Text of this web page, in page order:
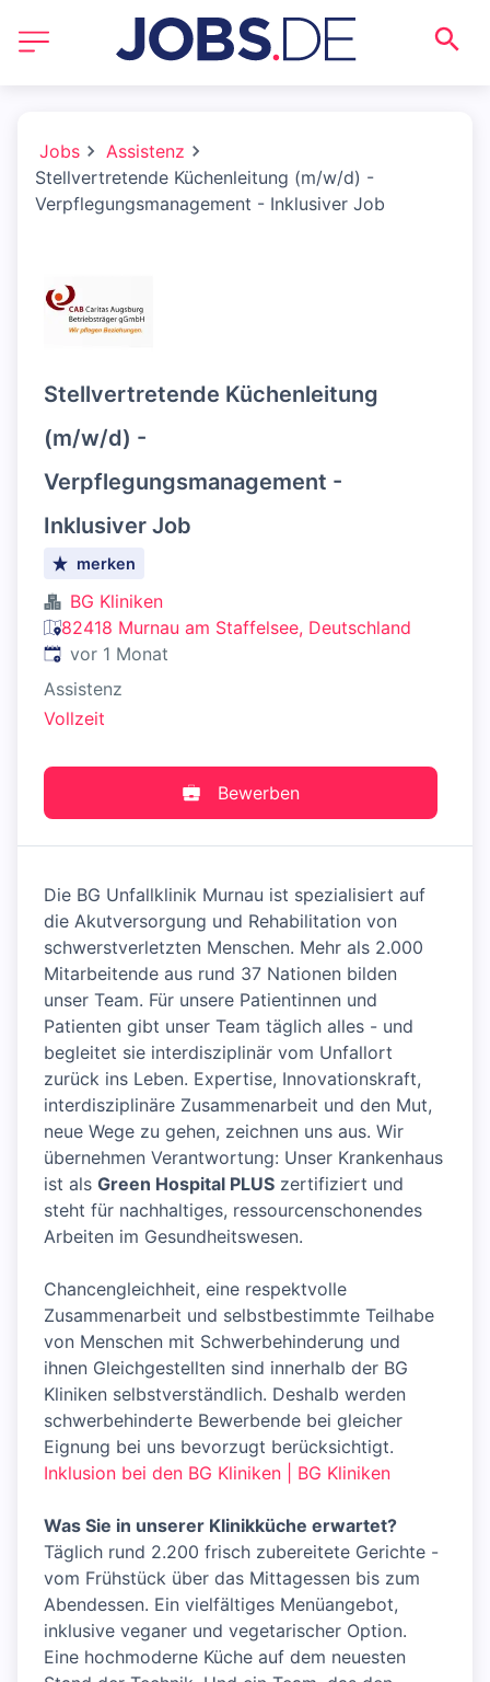
Jobs
Assistenz
Stellvertretende Küchenleitung (m/w/d) -
Verpflegungsmanagement - Inklusiver Job
Stellvertretende Küchenleitung
(m/w/d) -
Verpflegungsmanagement -
Inklusiver Job
merken
BG Kliniken
82418 Murnau am Staffelsee, Deutschland
Veröffentlicht:
vor 1 Monat
Assistenz
Vollzeit
Bewerben
Die BG Unfallklinik Murnau ist spezialisiert auf
die Akutversorgung und Rehabilitation von
schwerstverletzten Menschen. Mehr als 2.000
Mitarbeitende aus rund 37 Nationen bilden
unser Team. Für unsere Patientinnen und
Patienten gibt unser Team täglich alles - und
begleitet sie interdisziplinär vom Unfallort
zurück ins Leben. Expertise, Innovationskraft,
interdisziplinäre Zusammenarbeit und den Mut,
neue Wege zu gehen, zeichnen uns aus. Wir
übernehmen Verantwortung: Unser Krankenhaus
ist als Green Hospital PLUS zertifiziert und
steht für nachhaltiges, ressourcenschonendes
Arbeiten im Gesundheitswesen.
Chancengleichheit, eine respektvolle
Zusammenarbeit und selbstbestimmte Teilhabe
von Menschen mit Schwerbehinderung und
ihnen Gleichgestellten sind innerhalb der BG
Kliniken selbstverständlich. Deshalb werden
schwerbehinderte Bewerbende bei gleicher
Eignung bei uns bevorzugt berücksichtigt.
Inklusion bei den BG Kliniken | BG Kliniken
Was Sie in unserer Klinikküche erwartet?
Täglich rund 2.200 frisch zubereitete Gerichte -
vom Frühstück über das Mittagessen bis zum
Abendessen. Ein vielfältiges Menüangebot,
inklusive veganer und vegetarischer Option.
Eine hochmoderne Küche auf dem neuesten